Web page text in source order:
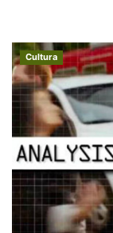
Cultura